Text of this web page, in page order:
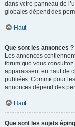
dans votre panneau de
globales dépend des
Haut
Que sont les annonces ?
Les annonces
forum que vous
apparaissent en haut de
publiées. Comme pour
annonces dépend des
Haut
Que sont les sujets